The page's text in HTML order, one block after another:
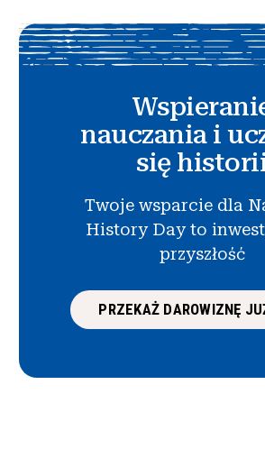
nauczania i
się
Twoje wsparcie dla
History Day to
przyszłość
PRZEKAŻ DAROWIZNĘ